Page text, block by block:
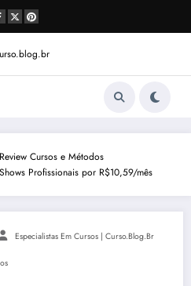
Review Cursos e Métodos
Profissionais por R$10,59/mês
Especialistas Em Cursos | Curso.blog.br